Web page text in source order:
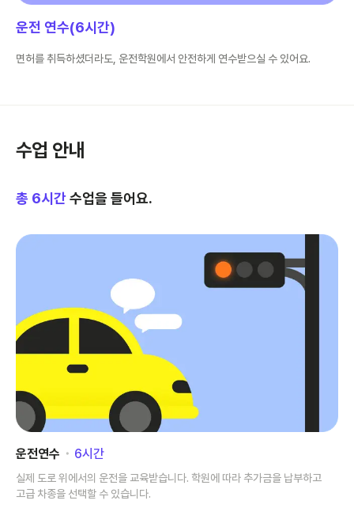
운전 연수(6시간)
면허를 취득하셨더라도, 운전학원에서 안전하게 연수받으실 수 있어요.
수업 안내
총 6시간수업을 들어요.
운전연수 ･ 6시간
실제 도로 위에서의 운전을 교육받습니다. 학원에 따라 추가금을 납부하고
고급 차종을 선택할 수 있습니다.